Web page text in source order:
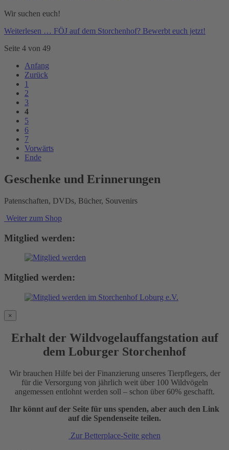
Wir suchen euch!
Weiterlesen … FÖJ auf dem Storchenhof? Bewerbt euch jetzt!
Seite 4 von 49
Anfang
Zurück
1
2
3
4
5
6
7
Vorwärts
Ende
Geschenke und Erinnerungen
Patenschaften, DVDs, Bücher, Souvenirs
Weiter zum Shop
Mitglied werden:
Mitglied werden:
×
Erhalt der Wildvogelauffangstation auf
dem Loburger Storchenhof
Wir brauchen Hilfe bei der Finanzierung unseres Tierpflegers, der
für die Versorgung von jährlich weit über 100 Wildvögeln
angemessen entlohnt werden soll – schon über 60% geschafft.
Ihr könnt auf der Seite für uns spenden, aber auch den Link
auf die Spendenseite teilen.
Zur Betterplace-Seite gehen